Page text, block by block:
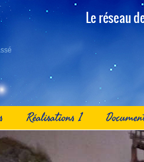
Le réseau
Réalisations 1